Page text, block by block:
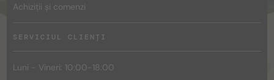
Achiziții și comenzi
SERVICIUL CLIENȚI
Luni - Vineri: 10:00-18:00